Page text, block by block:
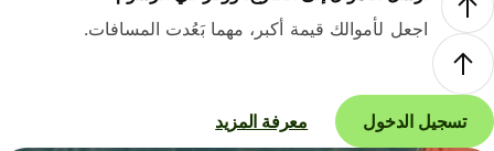
اجعل لأموالك قيمة أكبر، مهما بَعُدت المسافات.
تسجيل الدخول معرفة المزيد